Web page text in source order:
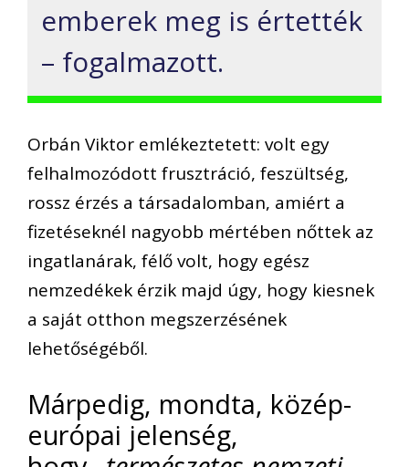
emberek meg is értették
– fogalmazott.
Orbán Viktor emlékeztetett: volt egy
felhalmozódott frusztráció, feszültség,
rossz érzés a társadalomban, amiért a
fizetéseknél nagyobb mértében nőttek az
ingatlanárak, félő volt, hogy egész
nemzedékek érzik majd úgy, hogy kiesnek
a saját otthon megszerzésének
lehetőségéből.
Márpedig, mondta, közép-
európai jelenség,